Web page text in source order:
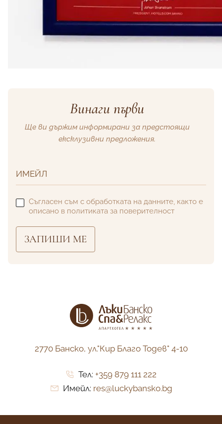
Винаги първи
Ще ви държим информирани за предстоящи
ексклузивни предложения.
Съгласен съм с обработката на данните, както е
описано в политиката за поверителност
ЗАПИШИ МЕ
2770 Банско, ул."Кир Благо Тодев" 4-10
Тел: +359 879 111 222
Имейл: res@luckybansko.bg